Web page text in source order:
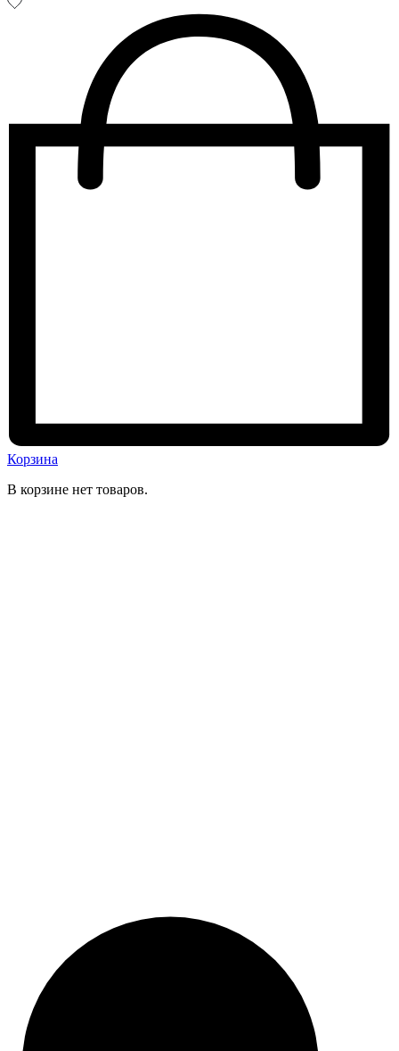
Корзина
В корзине нет товаров.